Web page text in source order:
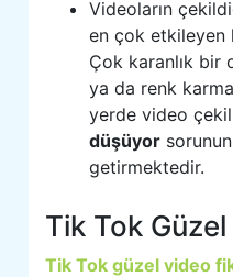
Videoların
en çok etkileyen
Çok karanlık bir
ya da renk
yerde video
düşüyor
getirmektedir.
Tik Tok
Tik Tok güzel video